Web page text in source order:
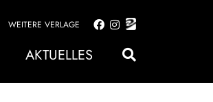
WEITERE VERLAGE
Zur
springen
Zum
springen
AKTUELLES